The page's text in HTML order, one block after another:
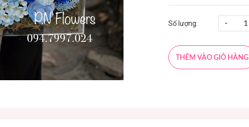
Số lượng: -
THÊM VÀO GIỎ HÀNG